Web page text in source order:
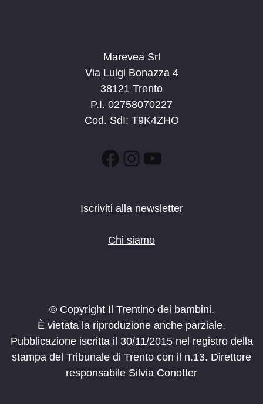
Marevea Srl
Via Luigi Bonazza 4
38121 Trento
P.I. 02758070227
Cod. SdI: T9K4ZHO
Facebook
Instagram
YouTube
Iscriviti alla newsletter
Chi siamo
© Copyright Il Trentino dei bambini.
È vietata la riproduzione anche parziale.
Pubblicazione iscritta il 30/11/2015 nel registro della
stampa del Tribunale di Trento con il n.13. Direttore
responsabile Silvia Conotter